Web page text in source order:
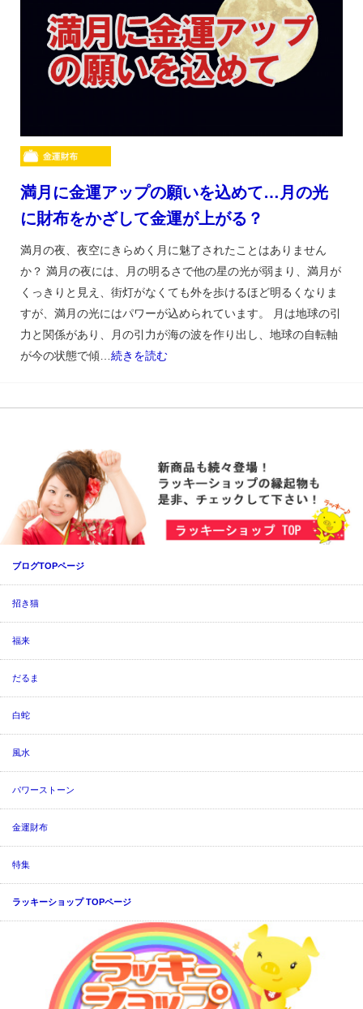
満月に金運アップの願いを込めて…月の光
に財布をかざして金運が上がる？
満月の夜、夜空にきらめく月に魅了されたことはありません
か？ 満月の夜には、月の明るさで他の星の光が弱まり、満月が
くっきりと見え、街灯がなくても外を歩けるほど明るくなりま
すが、満月の光にはパワーが込められています。 月は地球の引
力と関係があり、月の引力が海の波を作り出し、地球の自転軸
が今の状態で傾… 続きを読む
ブログTOPページ
招き猫
福来
だるま
白蛇
風水
パワーストーン
金運財布
特集
ラッキーショップ TOPページ